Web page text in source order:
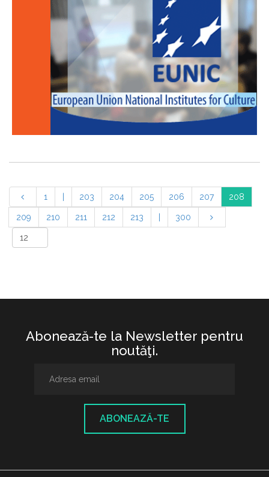
1 203 204 205 206 207 208
209 210 211 212 213 300
Abonează-te la Newsletter pentru
noutăţi.
ABONEAZĂ-TE